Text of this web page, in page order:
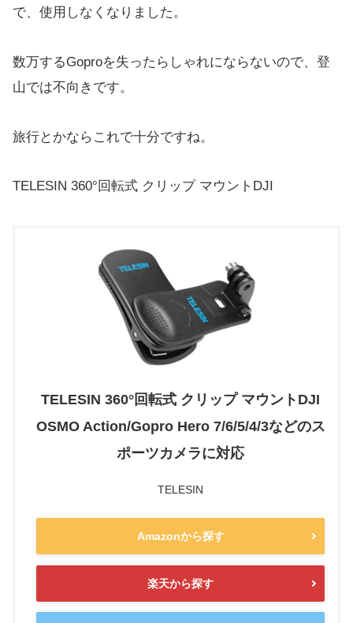
で、使用しなくなりました。
数万するGoproを失ったらしゃれにならないので、登
山では不向きです。
旅行とかならこれで十分ですね。
TELESIN 360°回転式 クリップ マウントDJI
TELESIN 360°回転式 クリップ マウントDJI
OSMO Action/Gopro Hero 7/6/5/4/3などのス
ポーツカメラに対応
TELESIN
Amazonから探す
楽天から探す